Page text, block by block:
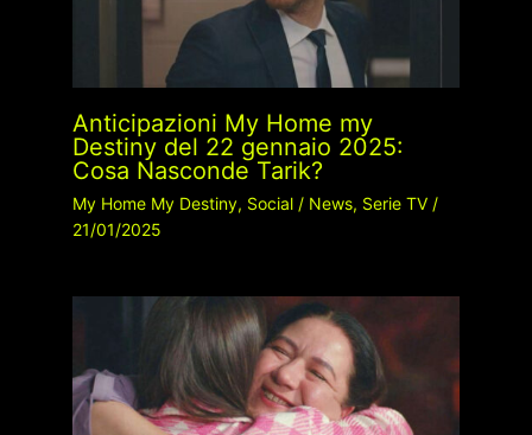
Anticipazioni My Home my
Destiny del 22 gennaio 2025:
Cosa Nasconde Tarik?
My Home My Destiny, Social/ News, Serie TV/
21/01/2025